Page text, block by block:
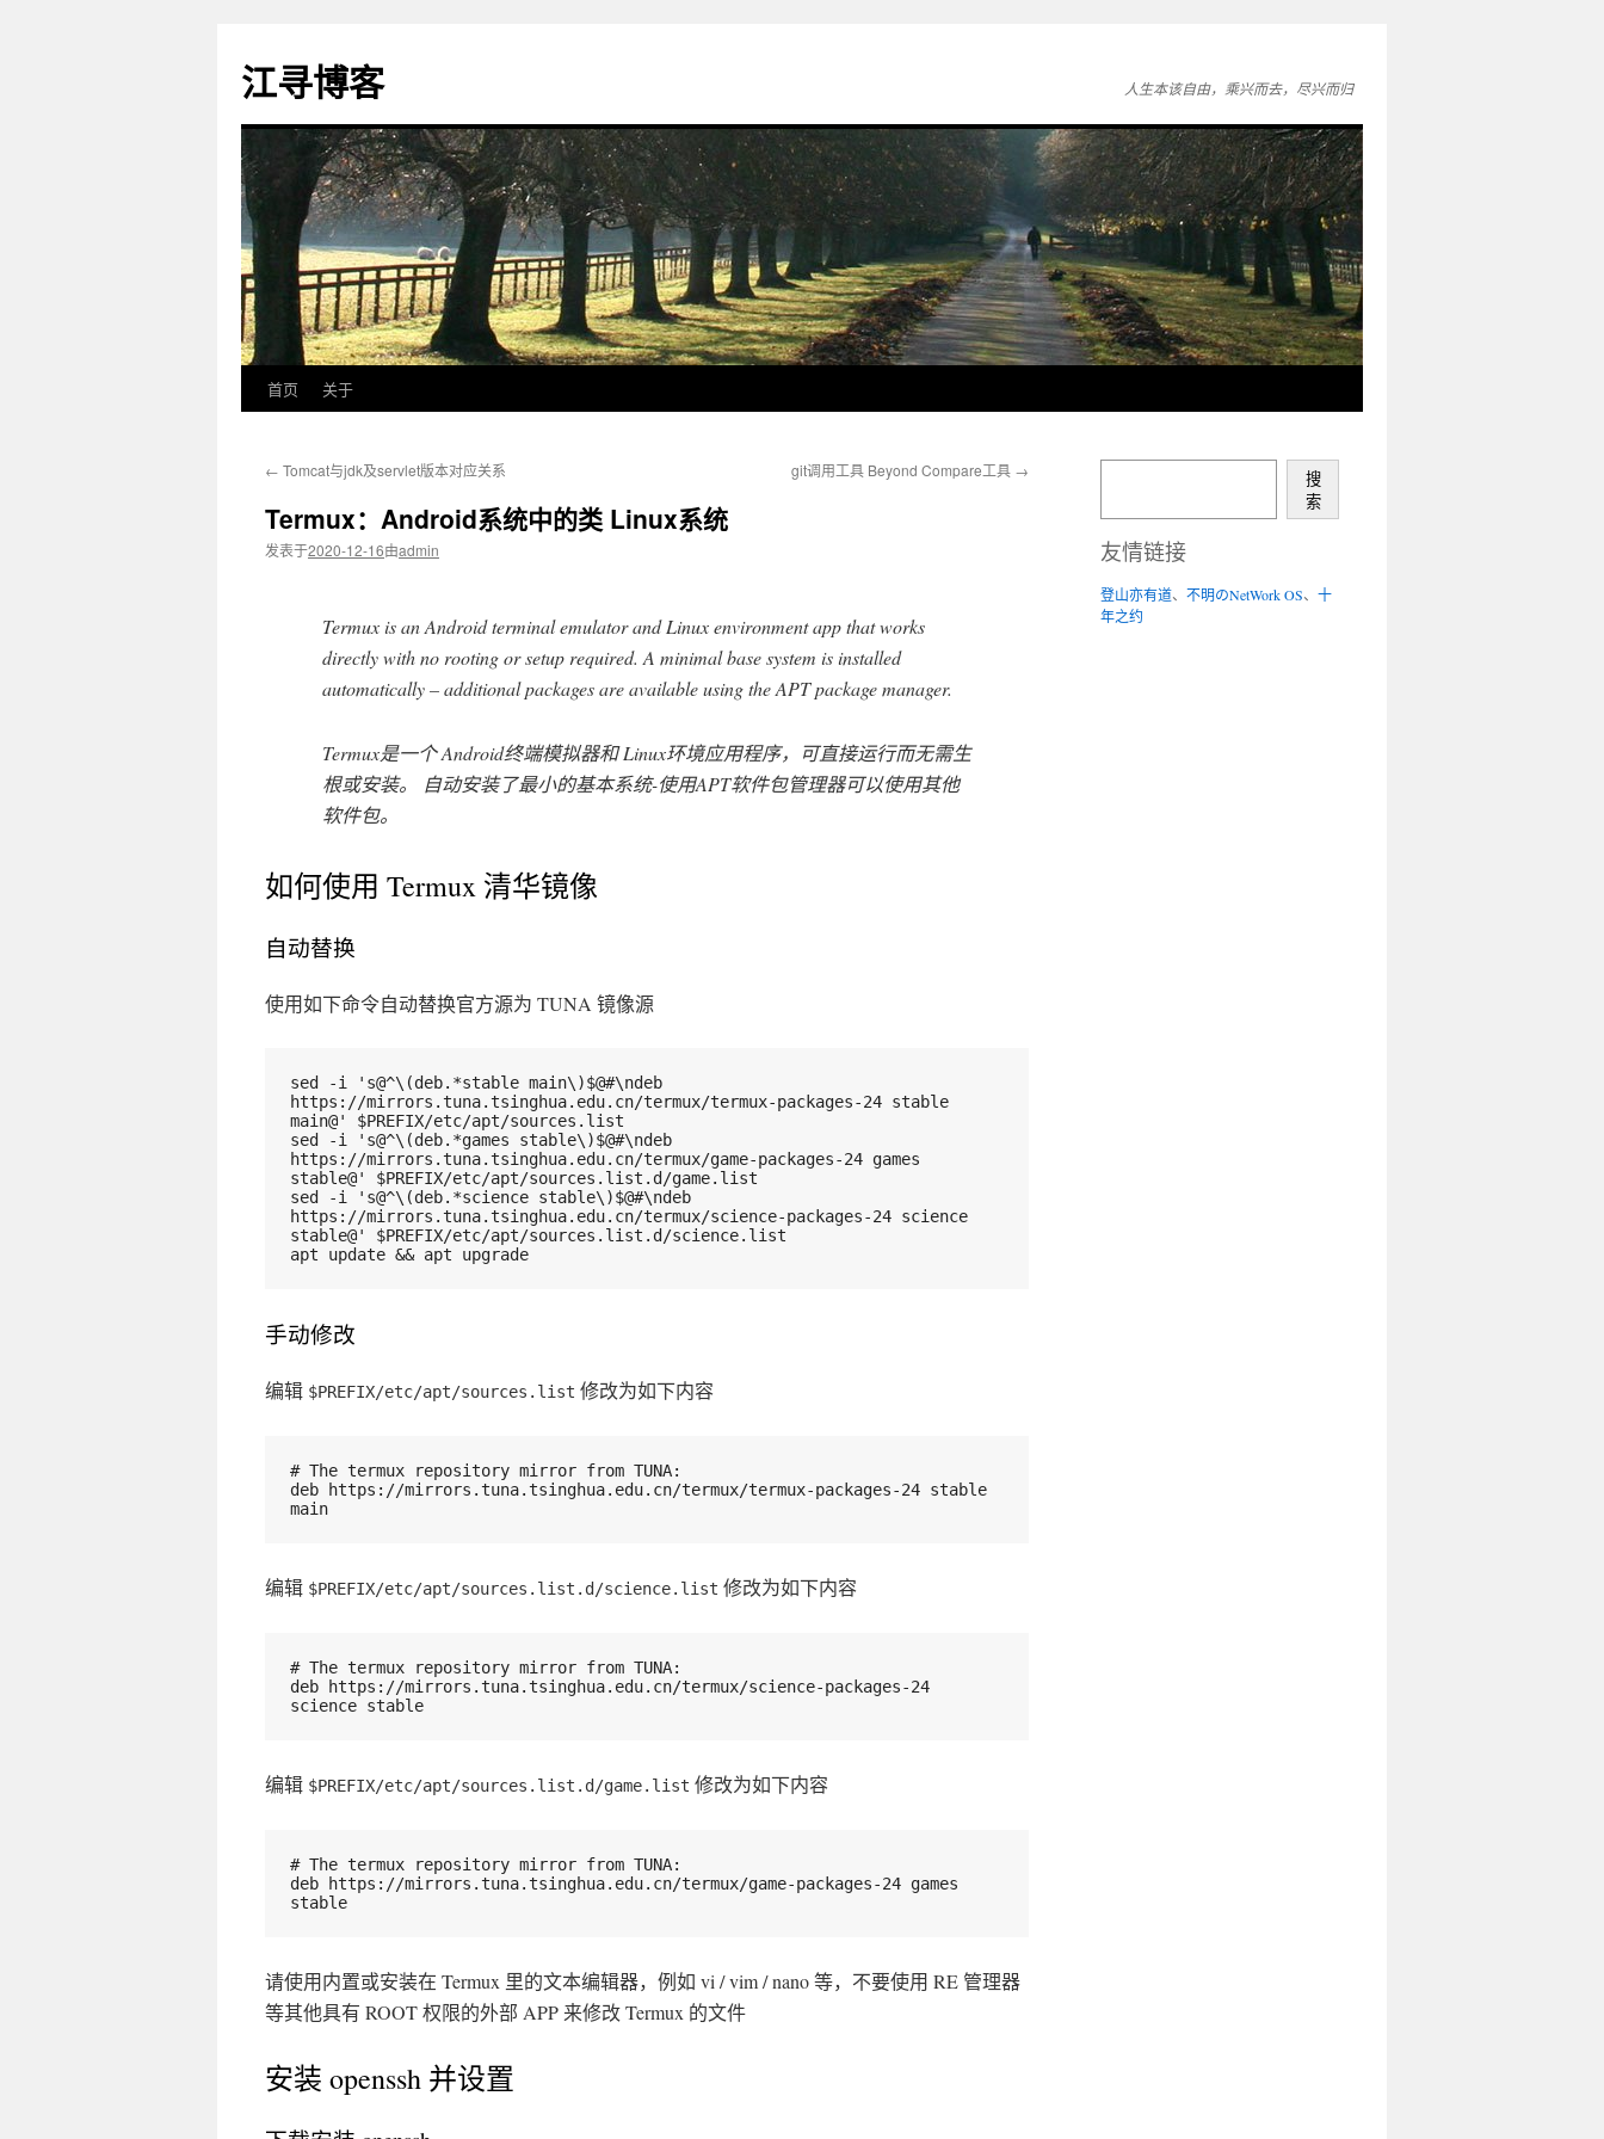
江寻博客 人生本该自由，乘兴而去，尽兴而归
首页 关于
← Tomcat与jdk及servlet版本对应关系 git调用工具 Beyond Compare工具 →
Termux：Android系统中的类 Linux系统
发表于2020-12-16由admin
Termux is an Android terminal emulator and Linux environment app that works
directly with no rooting or setup required. A minimal base system is installed
automatically – additional packages are available using the APT package manager.
Termux是一个 Android终端模拟器和 Linux环境应用程序，可直接运行而无需生
根或安装。 自动安装了最小的基本系统-使用APT软件包管理器可以使用其他
软件包。
如何使用 Termux 清华镜像
自动替换
使用如下命令自动替换官方源为 TUNA 镜像源
sed -i 's@^\(deb.*stable main\)$@#\ndeb
https://mirrors.tuna.tsinghua.edu.cn/termux/termux-packages-24 stable
main@' $PREFIX/etc/apt/sources.list
sed -i 's@^\(deb.*games stable\)$@#\ndeb
https://mirrors.tuna.tsinghua.edu.cn/termux/game-packages-24 games
stable@' $PREFIX/etc/apt/sources.list.d/game.list
sed -i 's@^\(deb.*science stable\)$@#\ndeb
https://mirrors.tuna.tsinghua.edu.cn/termux/science-packages-24 science
stable@' $PREFIX/etc/apt/sources.list.d/science.list
apt update && apt upgrade
手动修改
编辑 $PREFIX/etc/apt/sources.list 修改为如下内容
# The termux repository mirror from TUNA:
deb https://mirrors.tuna.tsinghua.edu.cn/termux/termux-packages-24 stable
main
编辑 $PREFIX/etc/apt/sources.list.d/science.list 修改为如下内容
# The termux repository mirror from TUNA:
deb https://mirrors.tuna.tsinghua.edu.cn/termux/science-packages-24
science stable
编辑 $PREFIX/etc/apt/sources.list.d/game.list 修改为如下内容
# The termux repository mirror from TUNA:
deb https://mirrors.tuna.tsinghua.edu.cn/termux/game-packages-24 games
stable
请使用内置或安装在 Termux 里的文本编辑器，例如 vi / vim / nano 等，不要使用 RE 管理器
等其他具有 ROOT 权限的外部 APP 来修改 Termux 的文件
安装 openssh 并设置
搜
索
友情链接
登山亦有道、 不明のNetWork OS、 十
年之约